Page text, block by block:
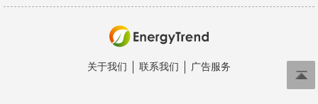
关于我们 联系我们 广告服务